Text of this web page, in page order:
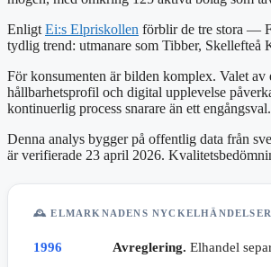
Enligt Ei:s Elpriskollen förblir de tre stora —
tydlig trend: utmanare som Tibber,
För konsumenten är bilden komplex. Valet
hållbarhetsprofil och digital upplevelse
kontinuerlig process snarare än ett engångsval.
Denna analys bygger på offentlig data från
är verifierade 23 april 2026.
🕰️ ELMARKNADENS NYCKELHÄNDELSER
1996 Avreglering. Elhandel